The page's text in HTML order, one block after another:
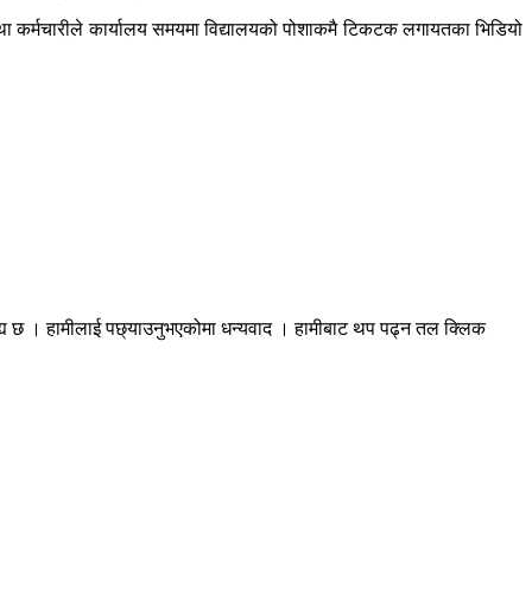
कर्मचारीले कार्यालय समयमा विद्यालयको पोशाकमै टिकटक लगायतका भिडियो
छ । हामीलाई पछ्याउनुभएकोमा धन्यवाद । हामीबाट थप पढ्न तल क्लिक